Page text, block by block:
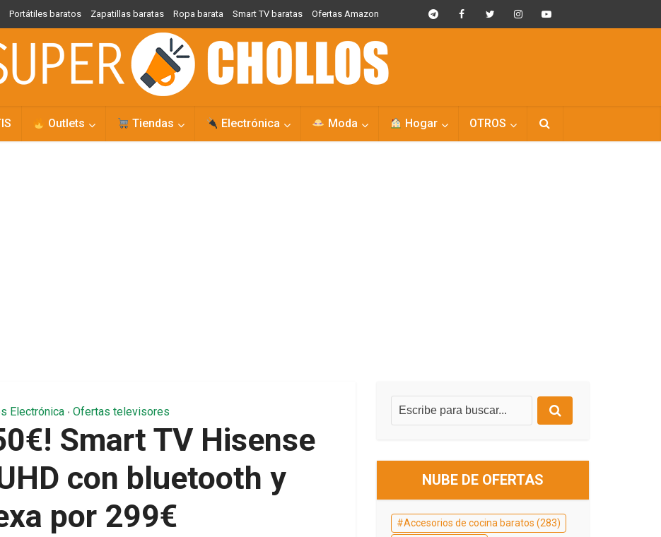
Portátiles baratos Zapatillas baratas Ropa barata Smart TV baratas Ofertas Amazon
Outlets Tiendas Electrónica Moda Hogar OTROS
Electrónica • Ofertas televisores
Smart TV Hisense
con bluetooth y
por 299€
NUBE DE OFERTAS
Accesorios de cocina baratos (283)